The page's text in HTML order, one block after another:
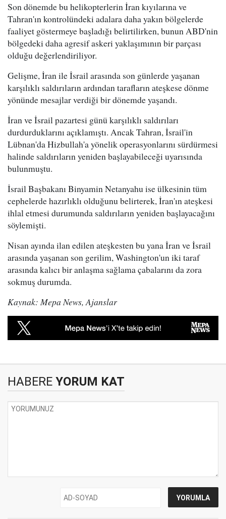
Son dönemde bu helikopterlerin İran kıyılarına ve
Tahran'ın kontrolündeki adalara daha yakın bölgelerde
faaliyet göstermeye başladığı belirtilirken, bunun ABD'nin
bölgedeki daha agresif askeri yaklaşımının bir parçası
olduğu değerlendiriliyor.
Gelişme, İran ile İsrail arasında son günlerde yaşanan
karşılıklı saldırıların ardından tarafların ateşkese dönme
yönünde mesajlar verdiği bir dönemde yaşandı.
İran ve İsrail pazartesi günü karşılıklı saldırıları
durdurduklarını açıklamıştı. Ancak Tahran, İsrail'in
Lübnan'da Hizbullah'a yönelik operasyonlarını sürdürmesi
halinde saldırıların yeniden başlayabileceği uyarısında
bulunmuştu.
İsrail Başbakanı Binyamin Netanyahu ise ülkesinin tüm
cephelerde hazırlıklı olduğunu belirterek, İran'ın ateşkesi
ihlal etmesi durumunda saldırıların yeniden başlayacağını
söylemişti.
Nisan ayında ilan edilen ateşkesten bu yana İran ve İsrail
arasında yaşanan son gerilim, Washington'un iki taraf
arasında kalıcı bir anlaşma sağlama çabalarını da zora
sokmuş durumda.
Kaynak: Mepa News, Ajanslar
HABERE YORUM KAT